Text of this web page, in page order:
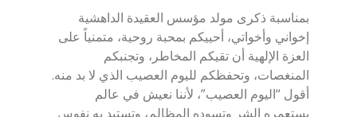
بمناسبة ذكرى مولد مؤسس العقيدة الداهشية
إخواني وأخواتي، أحييكم بمحبة روحية، متمنياً على
العزة الإلهية أن تقيكم المخاطر، وتجنبكم
المنغصات، وتحفظكم لليوم العصيب الذي لا بد منه.
أقول “اليوم العصيب”، لأننا نعيش في عالم
يستعمره الشر وتسوده المظالم، وتستبد به نفوس